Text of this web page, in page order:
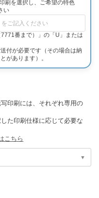
刷を選択し、ご希望の特色
い
番まで）」の「U」または
付が必要です（その場合は納
があります）。
印刷には、それぞれ専用の
た印刷仕様に応じて必要な
こちら